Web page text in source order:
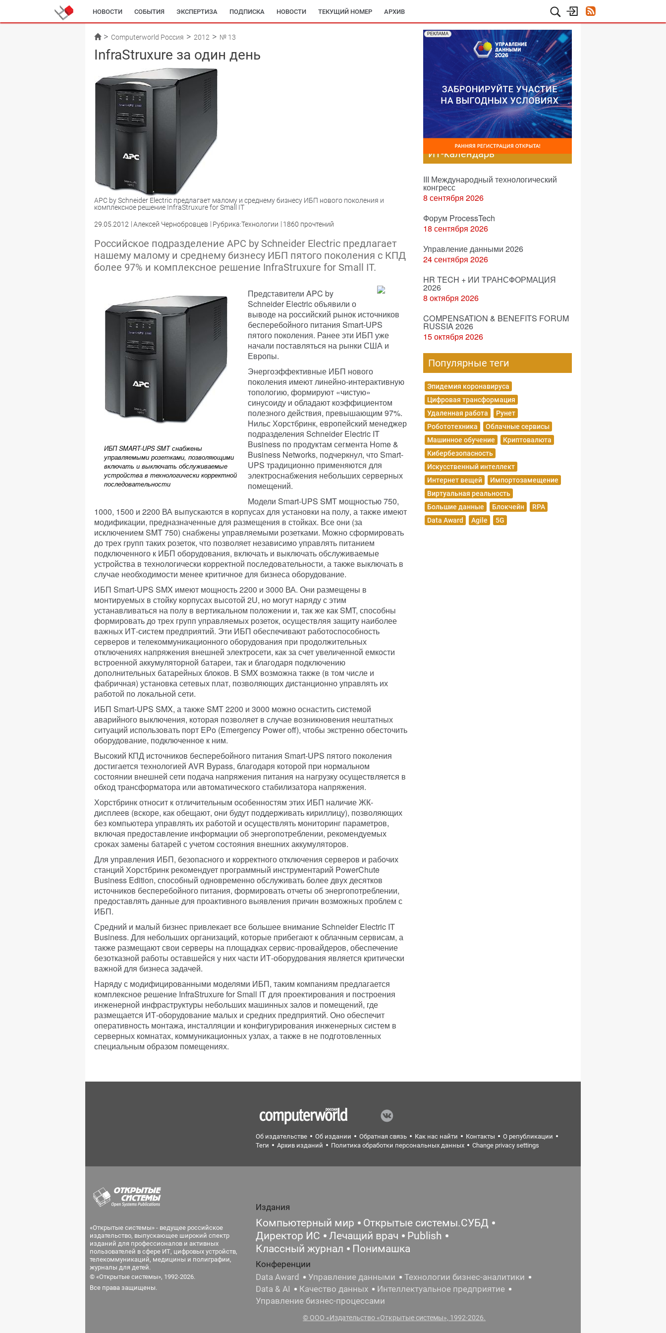
НОВОСТИ СОБЫТИЯ ЭКСПЕРТИЗА ПОДПИСКА НОВОСТИ ТЕКУЩИЙ НОМЕР АРХИВ
Computerworld Россия 2012 № 13
InfraStruxure за один день
APC by Schneider Electric предлагает малому и среднему бизнесу ИБП нового поколения и
комплексное решение InfraStruxure for Small IT
29.05.2012 Алексей Чернобровцев Рубрика:Технологии 1860 прочтений
Российское подразделение APC by Schneider Electric предлагает
нашему­ малому и среднему бизнесу ИБП пятого поколения с КПД
более­ 97% и комплексное решение InfraStruxure for Small IT.
ИБП SMART-UPS SMT снабжены
управляемыми розетками, позволяющими
включать и выключать обслуживаемые
устройства в технологически корректной
последовательности
Представители APC by
Schneider Electric объявили о
выводе на российский рынок источников
бесперебойного питания Smart-UPS
пятого поколения. Ранее эти ИБП уже
начали поставляться на рынки США и
Европы.
Энергоэффективные ИБП нового
поколения имеют линейно-интерактивную
топологию, формируют «чистую»
синусоиду и обладают коэффициентом
полезного действия, превышающим 97%.
Нильс Хорстбринк, европейский менеджер
подразделения Schneider Electric IT
Business по продуктам сегмента Home &
Business Networks, подчеркнул, что Smart-
UPS традиционно применяются для
электроснабжения небольших серверных
помещений.
Модели Smart-UPS SMT мощностью 750,
1000, 1500 и 2200 ВА выпускаются в корпусах для установки на полу, а также имеют
модификации, предназначенные для размещения в стойках. Все они (за
исключением SMT 750) снабжены управляемыми розетками. Можно сформировать
до трех групп таких розеток, что позволяет независимо управлять питанием
подключенного к ИБП оборудования, включать и выключать обслуживаемые
устройства в технологически корректной последовательности, а также выключать в
случае необходимости менее критичное для бизнеса оборудование.
ИБП Smart-UPS SMX имеют мощность 2200 и 3000 ВА. Они размещены в
монтируемых в стойку корпусах высотой 2U, но могут наряду с этим
устанавливаться на полу в вертикальном положении и, так же как SMT, способны
формировать до трех групп управляемых розеток, осуществляя защиту наиболее
важных ИТ-систем предприятий. Эти ИБП обеспечивают работоспособность
серверов и телекоммуникационного оборудования при продолжительных
отключениях напряжения внешней электросети, как за счет увеличенной емкости
встроенной аккумуляторной батареи, так и благодаря подключению
дополнительных батарейных блоков. В SMX возможна также (в том числе и
фабричная) установка сетевых плат, позволяющих дистанционно управлять их
работой по локальной сети.
ИБП Smart-UPS SMX, а также SMT 2200 и 3000 можно оснастить системой
аварийного выключения, которая позволяет в случае возникновения нештатных
ситуаций использовать порт EPo (Emergency Power off), чтобы экстренно обесточить
оборудование, подключенное к ним.
Высокий КПД источников бесперебойного питания Smart-UPS пятого поколения
достигается технологией AVR Bypass, благодаря которой при нормальном
состоянии внешней сети подача напряжения питания на нагрузку осуществляется в
обход трансформатора или автоматического стабилизатора напряжения.
Хорстбринк относит к отличительным особенностям этих ИБП наличие ЖК-
дисплеев (вскоре, как обещают, они будут поддерживать кириллицу), позволяющих
без компьютера управлять их работой и осуществлять мониторинг параметров,
включая предоставление информации об энергопотреблении, рекомендуемых
сроках замены батарей с учетом состояния внешних аккумуляторов.
Для управления ИБП, безопасного и корректного отключения серверов и рабочих
станций Хорстбринк рекомендует программный инструментарий PowerChute
Business Edition, способный одновременно обслуживать более двух десятков
источников бесперебойного питания, формировать отчеты об энергопотреблении,
предоставлять данные для проактивного выявления причин возможных проблем с
ИБП.
Средний и малый бизнес привлекает все большее внимание Schneider Electric IT
Business. Для небольших организаций, которые прибегают к облачным сервисам, а
также размещают свои серверы на площадках сервис-провайдеров, обеспечение
безотказной работы оставшейся у них части ИТ-оборудования является критически
важной для бизнеса задачей.
Наряду с модифицированными моделями ИБП, таким компаниям предлагается
комплексное решение InfraStruxure for Small IT для проектирования и построения
инженерной инфраструктуры небольших машинных залов и помещений, где
размещается ИТ-оборудование малых и средних предприятий. Оно обеспечит
оперативность монтажа, инсталляции и конфигурирования инженерных систем в
серверных комнатах, коммуникационных узлах, а также в не подготовленных
специальным образом помещениях.
РЕКЛАМА
ИТ-календарь
III Международный технологический
конгресс
8 сентября 2026
Форум ProcessTech
18 сентября 2026
Управление данными 2026
24 сентября 2026
HR TECH + ИИ ТРАНСФОРМАЦИЯ
2026
8 октября 2026
COMPENSATION & BENEFITS FORUM
RUSSIA 2026
15 октября 2026
Популярные теги
Эпидемия коронавируса
Цифровая трансформация
Удаленная работа
Рунет
Робототехника
Облачные сервисы
Машинное обучение
Криптовалюта
Кибербезопасность
Искусственный интеллект
Интернет вещей
Импортозамещение
Виртуальная реальность
Большие данные
Блокчейн
RPA
Data Award
Agile 5G
Об издательстве Об издании Обратная связь Как нас найти Контакты
О републикации
Теги
Архив изданий Политика обработки персональных данных Change privacy settings
«Открытые системы» - ведущее российское
издательство, выпускающее широкий спектр
изданий для профессионалов и активных
пользователей в сфере ИТ, цифровых устройств,
телекоммуникаций, медицины и полиграфии,
журналы для детей.
© «Открытые системы», 1992-2026.
Все права защищены.
Издания
Компьютерный мир
Открытые системы.СУБД
Директор ИС
Лечащий врач
Publish
Классный журнал
Понимашка
Конференции
Data Award
Управление данными
Технологии бизнес-аналитики
Data & AI
Качество данных
Интеллектуальное предприятие
Управление бизнес-процессами
© ООО «Издательство «Открытые системы», 1992-2026.